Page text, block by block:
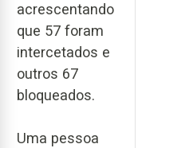
acrescentando
que 57 foram
intercetados e
outros 67
bloqueados.
Uma pessoa